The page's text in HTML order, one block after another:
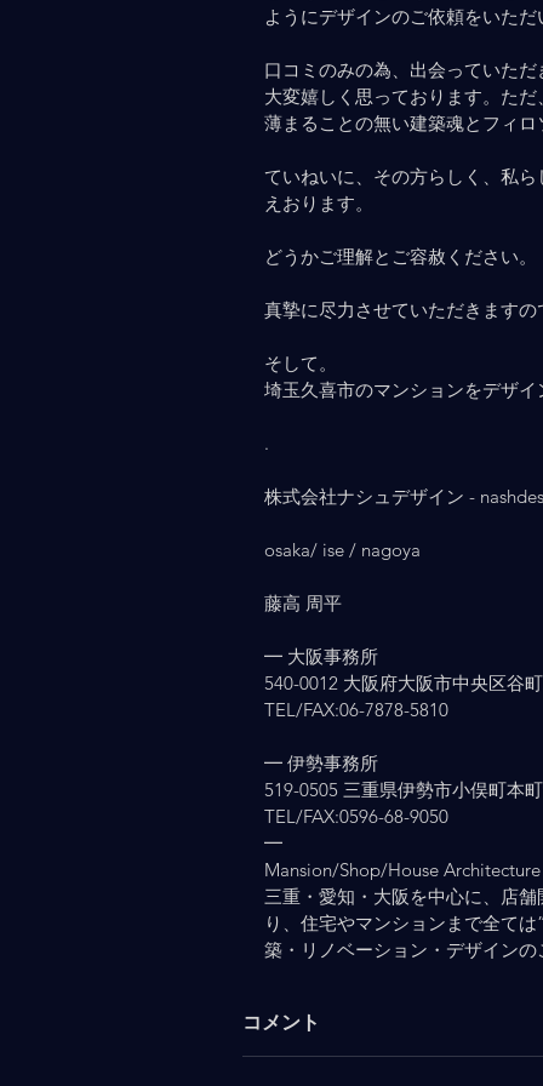
ようにデザインのご依頼をいただ
口コミのみの為、出会っていた
大変嬉しく思っております。た
薄まることの無い建築魂とフィロ
ていねいに、その方らしく、私
えおります。
どうかご理解とご容赦ください。
真摯に尽力させていただきますの
そして。
埼玉久喜市のマンションをデザ
.
株式会社ナシュデザイン -
osaka/ ise / nagoya
藤高 周平
━ 大阪事務所
540-0012 大阪府大阪市中央区谷
TEL/FAX:06-7878-5810
━ 伊勢事務所
519-0505 三重県伊勢市小俣町本
TEL/FAX:0596-68-9050
━
Mansion/Shop/House
三重・愛知・大阪を中心に、店
り、住宅やマンションまで全て
築・リノベーション・デザインの
コメント